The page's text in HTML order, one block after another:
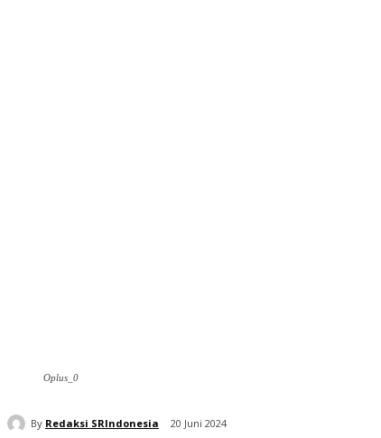
Oplus_0
By Redaksi SRIndonesia 20 Juni 2024